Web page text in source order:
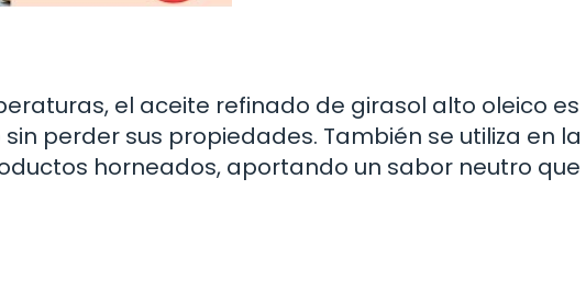
el aceite refinado de girasol alto oleico es
perder sus propiedades. También se utiliza en la
horneados, aportando un sabor neutro que